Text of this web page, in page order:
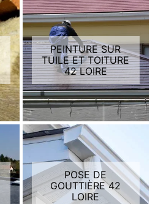
PEINTURE SUR
TUILE ET TOITURE
42 LOIRE
POSE DE
GOUTTIÈRE 42
LOIRE